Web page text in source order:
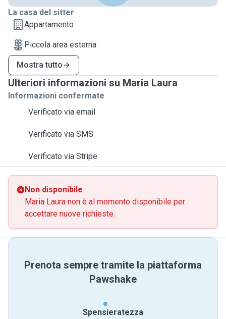
La casa del sitter
Appartamento
Piccola area esterna
Mostra tutto
Ulteriori informazioni su Maria Laura
Informazioni confermate
Verificato via email
Verificato via SMS
Verificato via Stripe
Non disponibile
Maria Laura non è al momento disponibile per
accettare nuove richieste.
Prenota sempre tramite la piattaforma
Pawshake
Spensieratezza